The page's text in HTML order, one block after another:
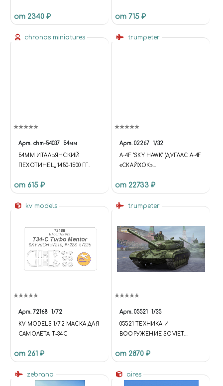
от 2340 ₽ от 715 ₽
chronos miniatures
Арт. chm-54037 54мм
54MM ИТАЛЬЯНСКИЙ
ПЕХОТИНЕЦ, 1450-1500 ГГ.
от 615 ₽
trumpeter
Арт. 02267 1/32
A-4F "SKY HAWK" (ДУГЛАС A-4F
«СКАЙХОК»
ПАЛУБНЫЙ ШТУРМОВИК)
от 22733 ₽
kv models
Арт. 72168 1/72
KV MODELS 1/72 МАСКА ДЛЯ
САМОЛЕТА Т-34С
от 261 ₽
trumpeter
Арт. 05521 1/35
05521 ТЕХНИКА И
ВООРУЖЕНИЕ SOVIET
от 2870 ₽
zebrano aires